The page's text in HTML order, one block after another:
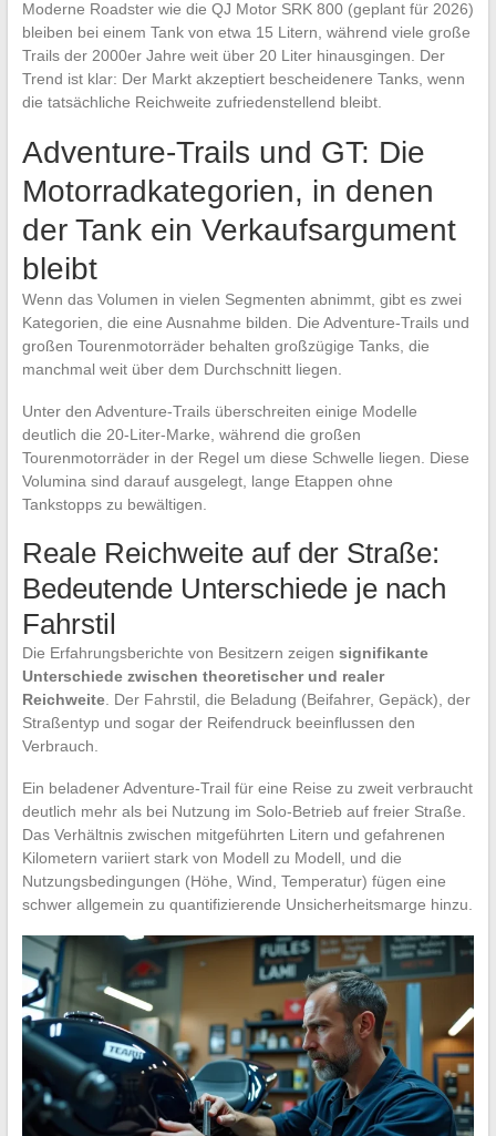
Moderne Roadster wie die QJ Motor SRK 800 (geplant für 2026)
bleiben bei einem Tank von etwa 15 Litern, während viele große
Trails der 2000er Jahre weit über 20 Liter hinausgingen. Der
Trend ist klar: Der Markt akzeptiert bescheidenere Tanks, wenn
die tatsächliche Reichweite zufriedenstellend bleibt.
Adventure-Trails und GT: Die
Motorradkategorien, in denen
der Tank ein Verkaufsargument
bleibt
Wenn das Volumen in vielen Segmenten abnimmt, gibt es zwei
Kategorien, die eine Ausnahme bilden. Die Adventure-Trails und
großen Tourenmotorräder behalten großzügige Tanks, die
manchmal weit über dem Durchschnitt liegen.
Unter den Adventure-Trails überschreiten einige Modelle
deutlich die 20-Liter-Marke, während die großen
Tourenmotorräder in der Regel um diese Schwelle liegen. Diese
Volumina sind darauf ausgelegt, lange Etappen ohne
Tankstopps zu bewältigen.
Reale Reichweite auf der Straße:
Bedeutende Unterschiede je nach
Fahrstil
Die Erfahrungsberichte von Besitzern zeigen signifikante
Unterschiede zwischen theoretischer und realer
Reichweite. Der Fahrstil, die Beladung (Beifahrer, Gepäck), der
Straßentyp und sogar der Reifendruck beeinflussen den
Verbrauch.
Ein beladener Adventure-Trail für eine Reise zu zweit verbraucht
deutlich mehr als bei Nutzung im Solo-Betrieb auf freier Straße.
Das Verhältnis zwischen mitgeführten Litern und gefahrenen
Kilometern variiert stark von Modell zu Modell, und die
Nutzungsbedingungen (Höhe, Wind, Temperatur) fügen eine
schwer allgemein zu quantifizierende Unsicherheitsmarge hinzu.